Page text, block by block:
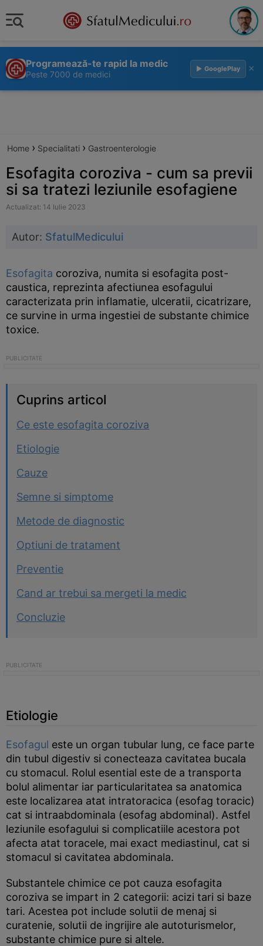
Programează-te rapid la medic
Peste 7000 de medici
▶ GooglePlay ×
Home › Specialitati › Gastroenterologie
Esofagita coroziva - cum sa previi
si sa tratezi leziunile esofagiene
Actualizat: 14 Iulie 2023
Autor: SfatulMedicului
Esofagita coroziva, numita si esofagita post-
caustica, reprezinta afectiunea esofagului
caracterizata prin inflamatie, ulceratii, cicatrizare,
ce survine in urma ingestiei de substante chimice
toxice.
Cuprins articol
Ce este esofagita coroziva
Etiologie
Cauze
Semne si simptome
Metode de diagnostic
Optiuni de tratament
Preventie
Cand ar trebui sa mergeti la medic
Concluzie
Etiologie
Esofagul este un organ tubular lung, ce face parte
din tubul digestiv si conecteaza cavitatea bucala
cu stomacul. Rolul esential este de a transporta
bolul alimentar iar particularitatea sa anatomica
este localizarea atat intratoracica (esofag toracic)
cat si intraabdominala (esofag abdominal). Astfel
leziunile esofagului si complicatiile acestora pot
afecta atat toracele, mai exact mediastinul, cat si
stomacul si cavitatea abdominala.
Substantele chimice ce pot cauza esofagita
coroziva se impart in 2 categorii: acizi tari si baze
tari. Acestea pot include solutii de menaj si
curatenie, solutii de ingrijire ale autoturismelor,
substante chimice pure si altele.